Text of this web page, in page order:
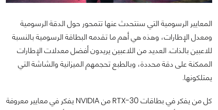
المعايير الرسومية التي سنتحدث عنها تتمحور حول الدقة الرسومية
ومعدل الإطارات، وهذه هي أهم ما تقدمه البطاقة الرسومية بالنسبة
للاعبين بالذات. العديد من اللاعبين يريدون أفضل معدلات الإطارات
الممكنة على دقة محددة، وبالطبع تحجمهم الميزانية والشاشة التي
يمتلكونها.
كل من يفكر في بطاقات RTX-30 من NVIDIA يفكر في معايير معروفة